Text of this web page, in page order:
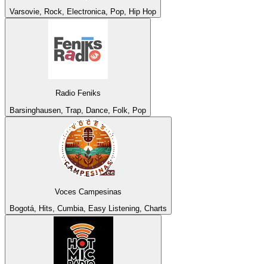
Varsovie, Rock, Electronica, Pop, Hip Hop
Radio Feniks
Barsinghausen, Trap, Dance, Folk, Pop
Voces Campesinas
Bogotá, Hits, Cumbia, Easy Listening, Charts